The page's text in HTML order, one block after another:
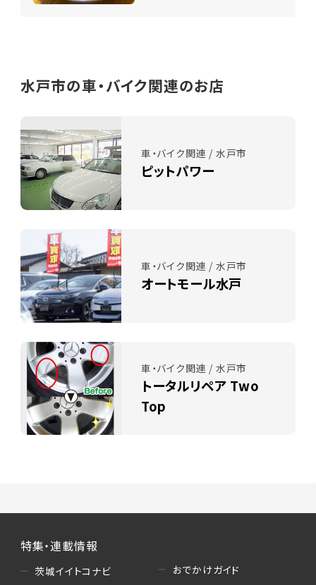
水戸市の車・バイク関連のお店
車・バイク関連 / 水戸市
ピットパワー
車・バイク関連 / 水戸市
オートモール水戸
車・バイク関連 / 水戸市
トータルリペア Two
Top
特集・連載情報
茨城イイトコナビ
おでかけガイド